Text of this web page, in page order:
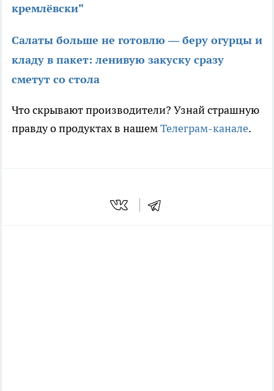
кремлёвски"
Салаты больше не готовлю — беру огурцы и
кладу в пакет: ленивую закуску сразу
сметут со стола
Что скрывают производители? Узнай страшную
правду о продуктах в нашемТелеграм-канале.